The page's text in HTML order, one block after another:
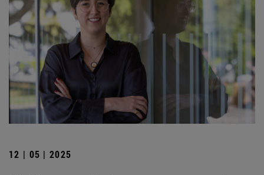
12 | 05 | 2025